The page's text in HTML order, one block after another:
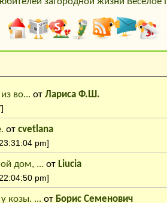
во... от Лариса Ф.Ш.
от cvetlana
pm]
дом, ... от Liucia
pm]
козы. ... от Борис Семенович